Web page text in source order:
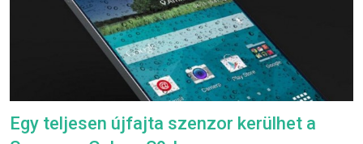
Egy teljesen újfajta szenzor kerülhet a